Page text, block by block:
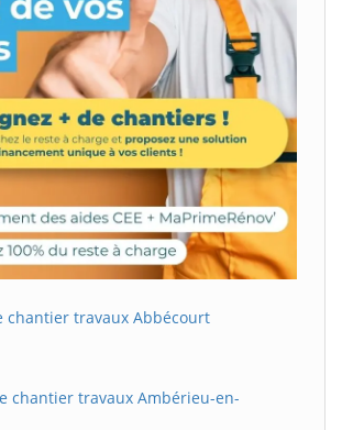
chantier travaux Abbécourt
chantier travaux Ambérieu-en-